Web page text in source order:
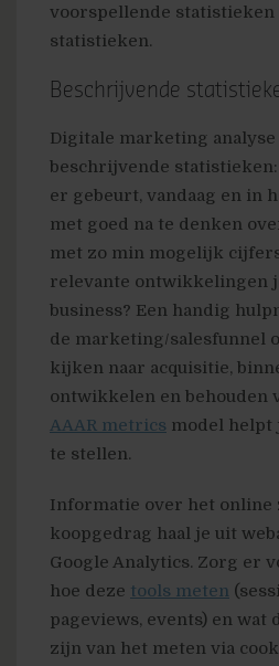
voorspellende
statistieken.
Beschrijvende
Digitale marketing
beschrijvende
er gebeurt, vandaag en in
met goed na te denken
met zo min mogelijk
relevante ontwikkelingen
business? Een handig
de marketing/salesfunnel
kijken naar acquisitie,
ontwikkelen en behouden
AAAR metrics model helpt
te stellen.
Informatie over het online
koopgedrag haal je uit
Google Analytics. Zorg er
hoe deze tools meten
pageviews, events) en wat
zijn van het meten via